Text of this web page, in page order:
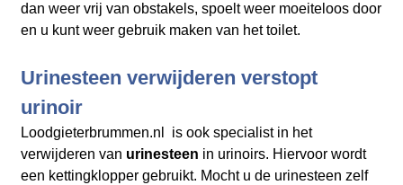
dan weer vrij van obstakels, spoelt weer moeiteloos door
en u kunt weer gebruik maken van het toilet.
Urinesteen verwijderen verstopt
urinoir
Loodgieterbrummen.nl is ook specialist in het
verwijderen van urinesteen in urinoirs. Hiervoor wordt
een kettingklopper gebruikt. Mocht u de urinesteen zelf